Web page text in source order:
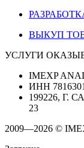
ВЫКУП
УСЛУГИ
IMEXP
ИНН
199226, Г.
23
2009—2026 ©